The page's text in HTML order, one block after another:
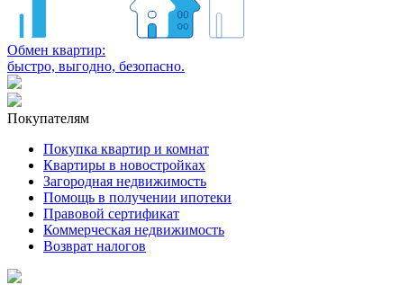
Обмен квартир:
быстро, выгодно, безопасно.
Покупателям
Покупка квартир и комнат
Квартиры в новостройках
Загородная недвижимость
Помощь в получении ипотеки
Правовой сертификат
Коммерческая недвижимость
Возврат налогов